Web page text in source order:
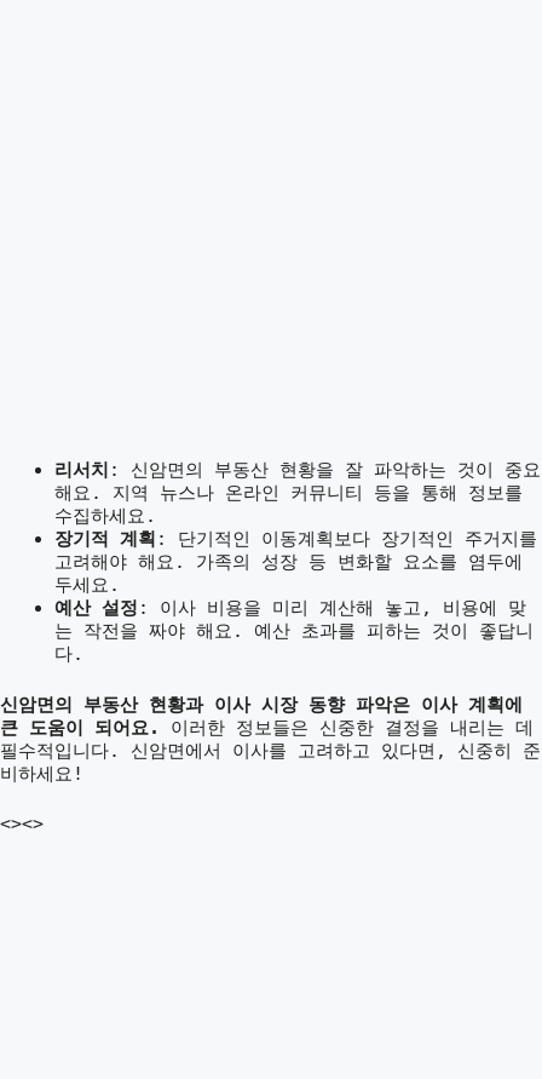
리서치 : 신암면의 부동산 현황을 잘 파악하는 것이 중요
해요. 지역 뉴스나 온라인 커뮤니티 등을 통해 정보를
수집하세요.
장기적 계획 : 단기적인 이동계획보다 장기적인 주거지를
고려해야 해요. 가족의 성장 등 변화할 요소를 염두에
두세요.
예산 설정 : 이사 비용을 미리 계산해 놓고, 비용에 맞
는 작전을 짜야 해요. 예산 초과를 피하는 것이 좋답니
다.
신암면의 부동산 현황과 이사 시장 동향 파악은 이사 계획에
큰 도움이 되어요.
이러한 정보들은 신중한 결정을 내리는 데
필수적입니다. 신암면에서 이사를 고려하고 있다면, 신중히 준
비하세요!
<><>